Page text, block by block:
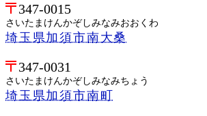
347-0015
さいたまけんかぞしみなみおおくわ
埼玉県加須市南大桑
347-0031
さいたまけんかぞしみなみちょう
埼玉県加須市南町